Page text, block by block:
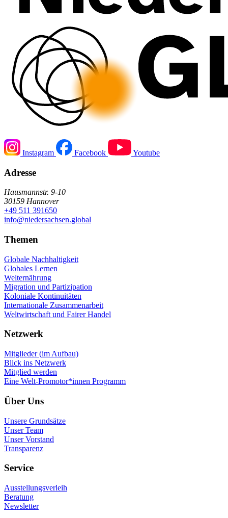
Instagram Facebook Youtube
Adresse
Hausmannstr. 9-10
30159 Hannover
+49 511 391650
info@niedersachsen.global
Themen
Globale Nachhaltigkeit
Globales Lernen
Welternährung
Migration und Partizipation
Koloniale Kontinuitäten
Internationale Zusammenarbeit
Weltwirtschaft und Fairer Handel
Netzwerk
Mitglieder (im Aufbau)
Blick ins Netzwerk
Mitglied werden
Eine Welt-Promotor*innen Programm
Über Uns
Unsere Grundsätze
Unser Team
Unser Vorstand
Transparenz
Service
Ausstellungsverleih
Beratung
Newsletter